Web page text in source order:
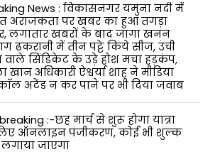
News : विकासनगर यमुना नदी में
अराजकता पर खबर का हुआ तगड़ा
लगातार खबरों के बाद जागा खनन
ढकरानी में तीन पट्टे किये सीज, उंची
वाले सिंडिकेट के उड़े होश मचा हड़कंप,
खान अधिकारी ऐश्वर्या शाह ने मीडिया
अटेंड न कर पाने पर भी दिया जवाब
:-छह मार्च से शुरू होगा यात्रा
ऑनलाइन पंजीकरण, कोई भी शुल्क
लगाया जाएगा